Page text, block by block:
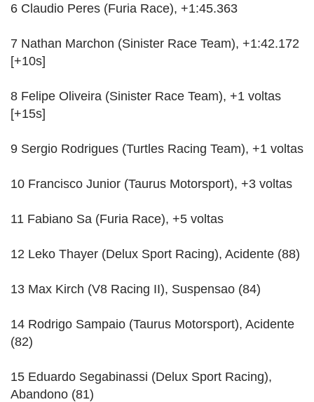
6 Claudio Peres (Furia Race), +1:45.363
7 Nathan Marchon (Sinister Race Team), +1:42.172
[+10s]
8 Felipe Oliveira (Sinister Race Team), +1 voltas
[+15s]
9 Sergio Rodrigues (Turtles Racing Team), +1 voltas
10 Francisco Junior (Taurus Motorsport), +3 voltas
11 Fabiano Sa (Furia Race), +5 voltas
12 Leko Thayer (Delux Sport Racing), Acidente (88)
13 Max Kirch (V8 Racing II), Suspensao (84)
14 Rodrigo Sampaio (Taurus Motorsport), Acidente
(82)
15 Eduardo Segabinassi (Delux Sport Racing),
Abandono (81)